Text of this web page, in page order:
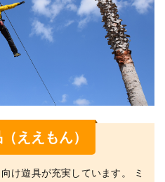
ええもん）
け遊具が充実しています。 ミ